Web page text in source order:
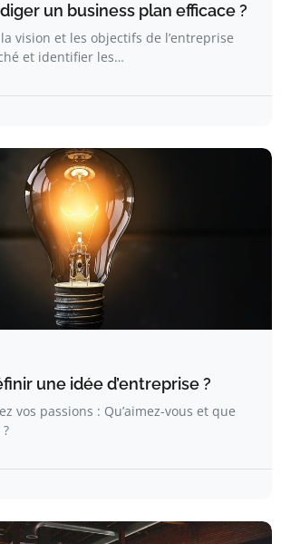
un business plan efficace ?
la vision et les objectifs de l’entreprise
et identifier les…
une idée d’entreprise ?
vos passions : Qu’aimez-vous et que